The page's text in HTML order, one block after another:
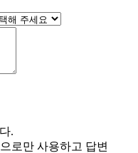
.
로만 사용하고 답변